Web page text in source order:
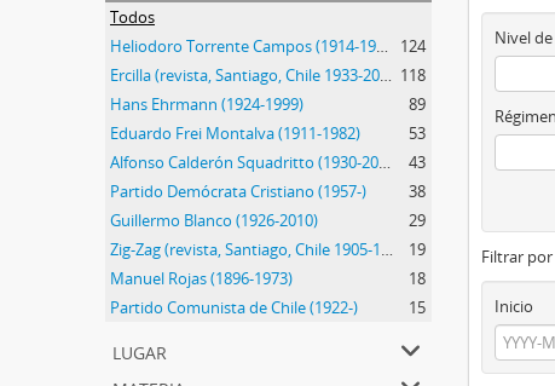
Todos
Heliodoro Torrente Campos (1914-1995)
124
Ercilla (revista, Santiago, Chile 1933-2015) 118
Hans Ehrmann (1924-1999)
89
Eduardo Frei Montalva (1911-1982)
53
Alfonso Calderón Squadritto (1930-2009)
43
Partido Demócrata Cristiano (1957-)
38
Guillermo Blanco (1926-2010)
29
Zig-Zag (revista, Santiago, Chile 1905-1964)
19
Manuel Rojas (1896-1973)
18
Partido Comunista de Chile (1922-)
15
lugar
Nivel
Filtrar
Inicio